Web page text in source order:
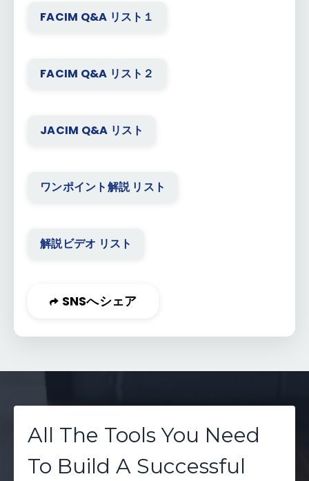
FACIM Q&A リスト１
FACIM Q&A リスト２
JACIM Q&A リスト
ワンポイント解説 リスト
解説ビデオ リスト
SNSへシェア
All The Tools You Need
To Build A Successful